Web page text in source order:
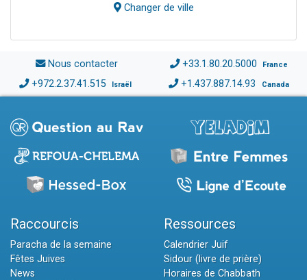
Changer de ville
Nous contacter +33.1.80.20.5000 France
+972.2.37.41.515 Israël +1.437.887.14.93 Canada
Raccourcis
Paracha de la semaine
Fêtes Juives
News
Ressources
Calendrier Juif
Sidour (livre de prière)
Horaires de Chabbath